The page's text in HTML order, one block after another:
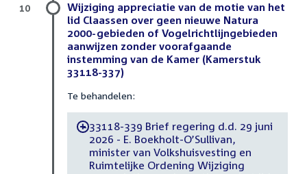
Wijziging appreciatie van de motie van het
lid Claassen over geen nieuwe Natura
2000-gebieden of Vogelrichtlijngebieden
aanwijzen zonder voorafgaande
instemming van de Kamer (Kamerstuk
33118-337)
Te behandelen:
-33118-339 Brief regering d.d. 29 juni
2026 - E. Boekholt-O’Sullivan,
minister van Volkshuisvesting en
Ruimtelijke Ordening Wijziging
10